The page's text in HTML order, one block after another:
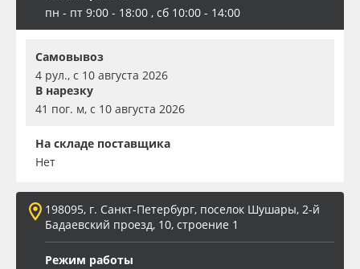
пн - пт 9:00 - 18:00 , сб 10:00 - 14:00
Самовывоз
4 рул., с 10 августа 2026
В нарезку
41 пог. м, с 10 августа 2026
На складе поставщика
Нет
198095, г. Санкт-Петербург, поселок Шушары, 2-й
Бадаевский проезд, 10, строение 1
Режим работы